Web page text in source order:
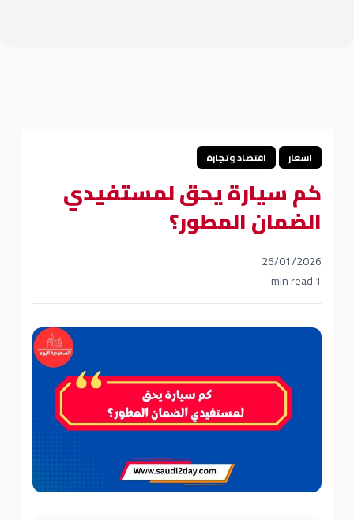
اسعار اقتصاد وتجارة
كم سيارة يحق لمستفيدي
الضمان المطور؟
26/01/2026
1 min read